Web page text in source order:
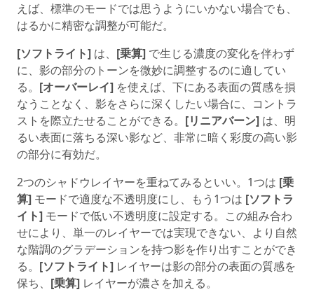
えば、標準のモードでは思うようにいかない場合でも、
はるかに精密な調整が可能だ。
[ソフトライト] は、 [乗算] で生じる濃度の変化を伴わず
に、影の部分のトーンを微妙に調整するのに適してい
る。 [オーバーレイ] を使えば、下にある表面の質感を損
なうことなく、影をさらに深くしたい場合に、コントラ
ストを際立たせることができる。 [リニアバーン] は、明
るい表面に落ちる深い影など、非常に暗く彩度の高い影
の部分に有効だ。
2つのシャドウレイヤーを重ねてみるといい。1つは [乗
算] モードで適度な不透明度にし、もう1つは [ソフトラ
イト] モードで低い不透明度に設定する。この組み合わ
せにより、単一のレイヤーでは実現できない、より自然
な階調のグラデーションを持つ影を作り出すことができ
る。 [ソフトライト] レイヤーは影の部分の表面の質感を
保ち、 [乗算] レイヤーが濃さを加える。